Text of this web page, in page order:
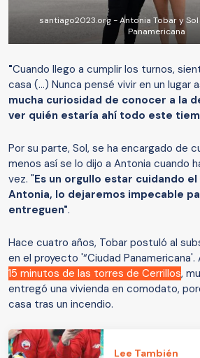
santiago2023.org - Antonia Tobar y Sol
Panamericana
"Cuando llego a cumplir los turnos,
casa (...) Nunca pensé vivir en un lugar
mucha curiosidad de conocer a la
ver quién estaría ahí todo este
Por su parte, Sol, se ha encargado de
menos así se lo dijo a Antonia cuando
vez. "Es un orgullo estar cuidando
Antonia, lo dejaremos impecable
entreguen".
Hace cuatro años, Tobar postuló al
en el proyecto '“Ciudad
15 minutos de las torres de Cerrillos,
entregó una vivienda en comodato,
casa tras un incendio.
Lee También